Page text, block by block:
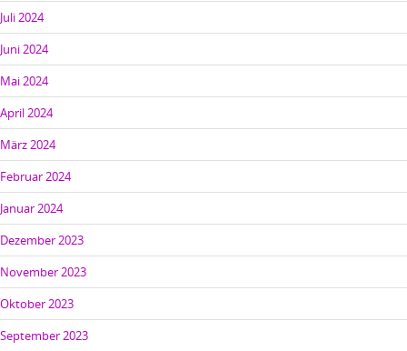
Juli 2024
Juni 2024
Mai 2024
April 2024
März 2024
Februar 2024
Januar 2024
Dezember 2023
November 2023
Oktober 2023
September 2023